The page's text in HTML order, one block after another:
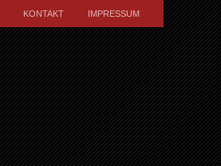
KONTAKT IMPRESSUM